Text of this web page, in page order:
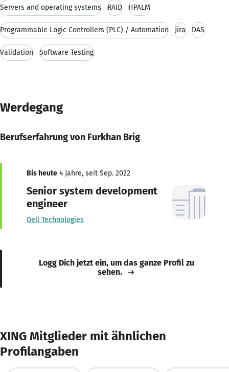
Servers and operating systems RAID HPALM
Programmable Logic Controllers (PLC) / Automation Jira DAS
Validation Software Testing
Werdegang
Berufserfahrung von Furkhan Brig
Bis heute 4 Jahre, seit Sep. 2022
Senior system development
engineer
Dell Technologies
Logg Dich jetzt ein, um das ganze Profil zu
sehen.
XING Mitglieder mit ähnlichen
Profilangaben